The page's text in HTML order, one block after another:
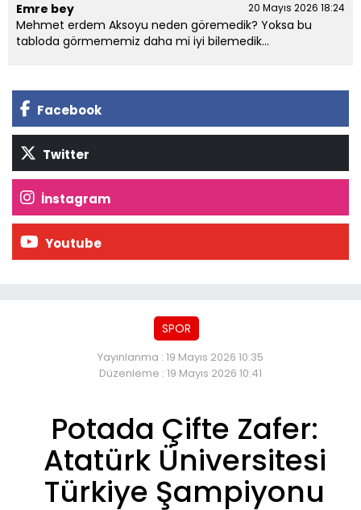
Emre bey 20 Mayıs 2026 18:24
Mehmet erdem Aksoyu neden göremedik? Yoksa bu
tabloda görmememiz daha mi iyi bilemedik...
Facebook
Twitter
İnstagram
Youtube
SPOR
Yayınlanma : 19 Mayıs 2026 10:35
Düzenleme : 19 Mayıs 2026 10:41
Potada Çifte Zafer:
Atatürk Üniversitesi
Türkiye Şampiyonu